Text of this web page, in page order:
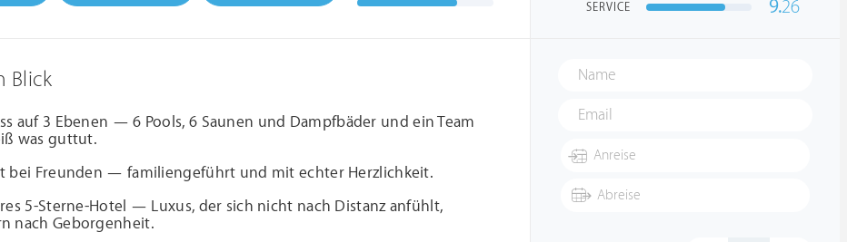
SERVICE 9.26
Blick
auf 3 Ebenen — 6 Pools, 6 Saunen und Dampfbäder und ein Team
was guttut.
bei Freunden — familiengeführt und mit echter Herzlichkeit.
5-Sterne-Hotel — Luxus, der sich nicht nach Distanz anfühlt,
nach Geborgenheit.